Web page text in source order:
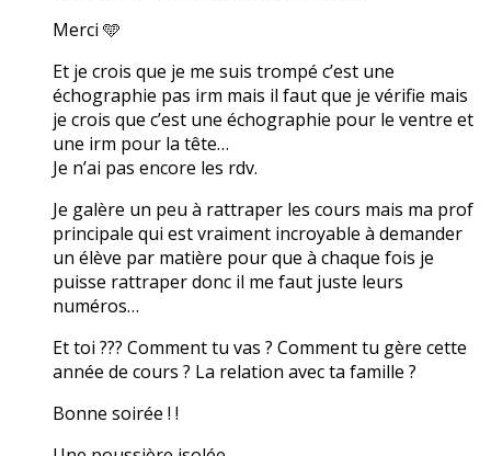
Merci 🩵
Et je crois que je me suis trompé c’est une
échographie pas irm mais il faut que je vérifie mais
je crois que c’est une échographie pour le ventre et
une irm pour la tête…
Je n’ai pas encore les rdv.
Je galère un peu à rattraper les cours mais ma prof
principale qui est vraiment incroyable à demander
un élève par matière pour que à chaque fois je
puisse rattraper donc il me faut juste leurs
numéros…
Et toi ??? Comment tu vas ? Comment tu gère cette
année de cours ? La relation avec ta famille ?
Bonne soirée ! !